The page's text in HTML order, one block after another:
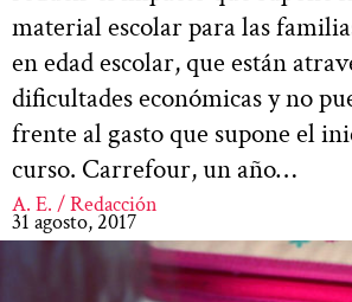
material escolar para las
en edad escolar, que están
dificultades económicas y no
frente al gasto que supone el
curso. Carrefour, un año…
A. E. / Redacción
31 agosto, 2017